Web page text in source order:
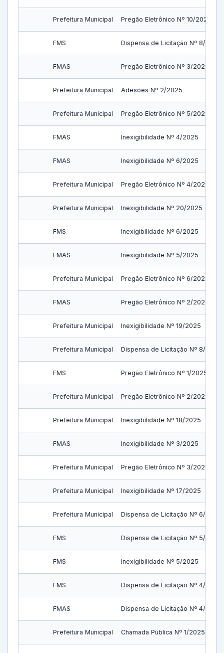
Prefeitura Municipal Pregão Eletrônico Nº 10/2025
FMS Dispensa de Licitação Nº 8/2025
FMAS Pregão Eletrônico Nº 3/2025
Prefeitura Municipal Adesões Nº 2/2025
Prefeitura Municipal Pregão Eletrônico Nº 5/2025
FMAS Inexigibilidade Nº 4/2025
FMAS Inexigibilidade Nº 6/2025
Prefeitura Municipal Pregão Eletrônico Nº 4/2025
Prefeitura Municipal Inexigibilidade Nº 20/2025
FMS Inexigibilidade Nº 6/2025
FMAS Inexigibilidade Nº 5/2025
Prefeitura Municipal Pregão Eletrônico Nº 6/2025
FMAS Pregão Eletrônico Nº 2/2025
Prefeitura Municipal Inexigibilidade Nº 19/2025
Prefeitura Municipal Dispensa de Licitação Nº 8/2025
FMS Pregão Eletrônico Nº 1/2025
Prefeitura Municipal Pregão Eletrônico Nº 2/2025
Prefeitura Municipal Inexigibilidade Nº 18/2025
FMAS Inexigibilidade Nº 3/2025
Prefeitura Municipal Pregão Eletrônico Nº 3/2025
Prefeitura Municipal Inexigibilidade Nº 17/2025
Prefeitura Municipal Dispensa de Licitação Nº 6/2025
FMS Dispensa de Licitação Nº 5/2025
FMS Inexigibilidade Nº 5/2025
FMS Dispensa de Licitação Nº 4/2025
FMAS Dispensa de Licitação Nº 4/2025
Prefeitura Municipal Chamada Pública Nº 1/2025